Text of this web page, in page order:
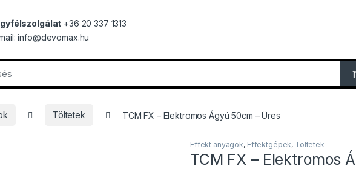
+36 20 337 1313
info@devomax.hu
Töltetek TCM FX – Elektromos Ágyú 50cm – Üres
Effekt anyagok, Effektgépek, Töltetek
TCM FX – Elektromos